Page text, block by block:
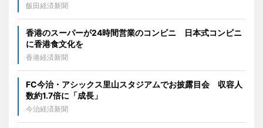
飯田経済新聞
香港のスーパーが24時間営業のコンビニ 日本式コンビニ
に香港食文化を
香港経済新聞
FC今治・アシックス里山スタジアムでお披露目会 収容人
数約1.7倍に「成長」
今治経済新聞